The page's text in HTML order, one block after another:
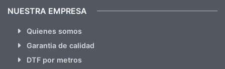
NUESTRA EMPRESA
Quienes somos
Garantia de calidad
DTF por metros